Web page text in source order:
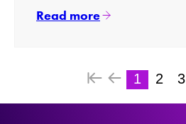
Read more
1 2 3